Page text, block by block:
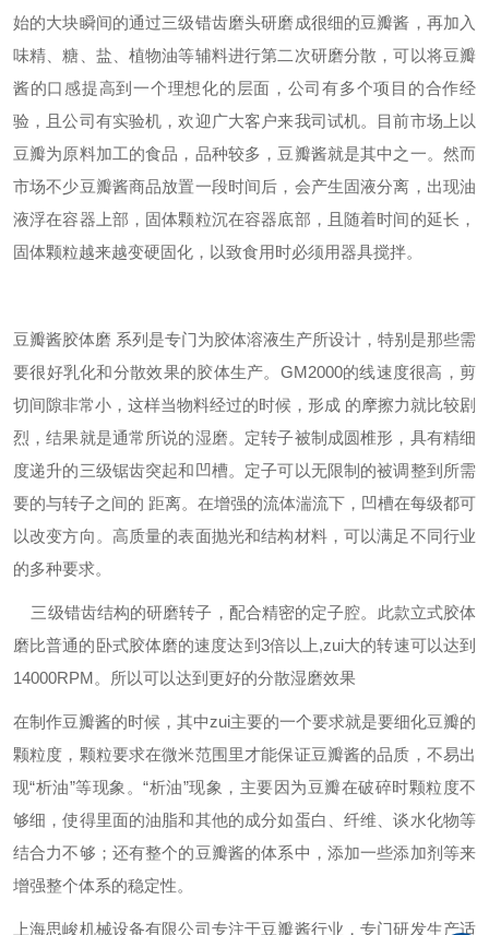
始的大块瞬间的通过三级错齿磨头研磨成很细的豆瓣酱，再加入
味精、糖、盐、植物油等辅料进行第二次研磨分散，可以将豆瓣
酱的口感提高到一个理想化的层面，公司有多个项目的合作经
验，且公司有实验机，欢迎广大客户来我司试机。
目前市场上以
豆瓣为原料加工的食品，品种较多，豆瓣酱就是其中之一。然而
市场不少豆瓣酱商品放置一段时间后，会产生固液分离，出现油
液浮在容器上部，固体颗粒沉在容器底部，且随着时间的延长，
固体颗粒越来越变硬固化，以致食用时必须用器具搅拌。
豆瓣酱胶体磨 系列是专门为胶体溶液生产所设计，特别是那些需
要很好乳化和分散效果的胶体生产。GM2000的线速度很高，剪
切间隙非常小，这样当物料经过的时候，形成 的摩擦力就比较剧
烈，结果就是通常所说的湿磨。定转子被制成圆椎形，具有精细
度递升的三级锯齿突起和凹槽。定子可以无限制的被调整到所需
要的与转子之间的 距离。在增强的流体湍流下，凹槽在每级都可
以改变方向。高质量的表面抛光和结构材料，可以满足不同行业
的多种要求。
三级错齿结构的研磨转子，配合精密的定子腔。此款立式胶体
磨比普通的卧式胶体磨的速度达到3倍以上,zui大的转速可以达到
14000RPM。所以可以达到更好的分散湿磨效果
在制作豆瓣酱的时候，其中zui主要的一个要求就是要细化豆瓣的
颗粒度，颗粒要求在微米范围里才能保证豆瓣酱的品质，不易出
现“析油”等现象。“析油”现象，主要因为豆瓣在破碎时颗粒度不
够细，使得里面的油脂和其他的成分如蛋白、纤维、谈水化物等
结合力不够；还有整个的豆瓣酱的体系中，添加一些添加剂等来
增强整个体系的稳定性。
上海思峻机械设备有限公司专注于豆瓣酱行业，专门研发生产适